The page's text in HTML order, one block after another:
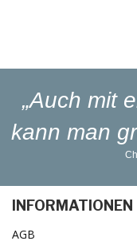
„Auch mit
kann man
INFORMATIONEN
AGB